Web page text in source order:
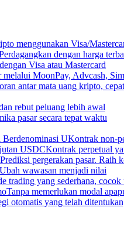
menggunakan Visa/
dengan harga
Visa atau Mastercard
melalui MoonPay, Advcash,
antar mata uang kripto,
rebut peluang lebih awal
pasar secara tepat waktu
Berdenominasi UKontrak non-
USDCKontrak perpetual
Prediksi pergerakan pasar. Raih
Ubah wawasan menjadi nilai
trading yang sederhana, cocok
Tanpa memerlukan modal
otomatis yang telah